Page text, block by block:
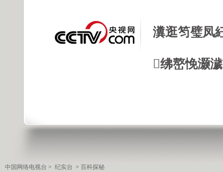
瀵逛笉璧凤
绋嶅悗灏
中国网络电视台 > 纪实台 > 百科探秘